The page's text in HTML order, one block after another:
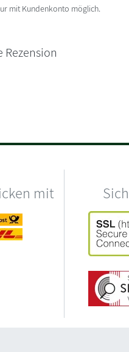
mit Kundenkonto möglich.
Rezension
mit